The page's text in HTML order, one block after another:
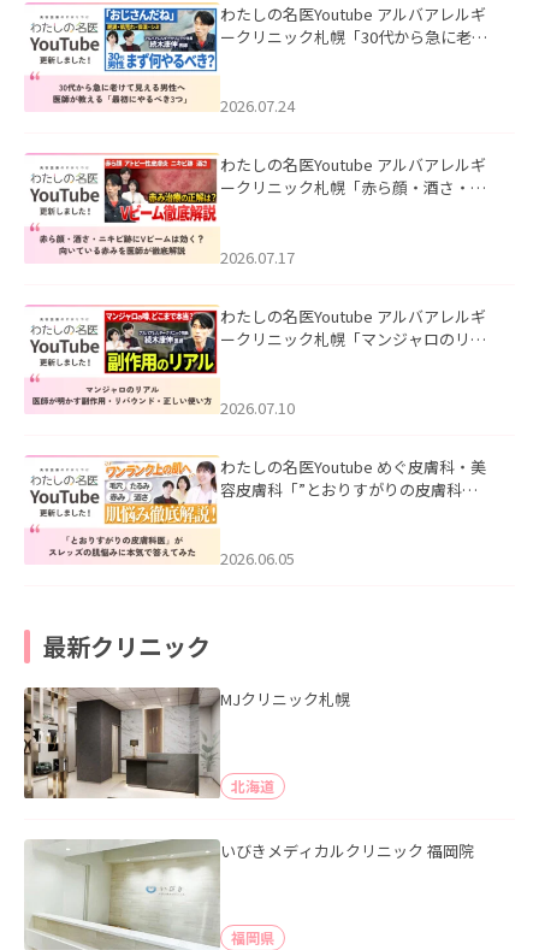
わたしの名医Youtube アルバアレルギ
ークリニック札幌「30代から急に老け
た。
2026.07.24
わたしの名医Youtube アルバアレルギ
ークリニック札幌「赤ら顔・酒さ・ニ
した。
2026.07.17
わたしの名医Youtube アルバアレルギ
ークリニック札幌「マンジャロのリア
た。
2026.07.10
わたしの名医Youtube めぐ皮膚科・美
容皮膚科「”とおりすがりの皮膚科
2026.06.05
最新クリニック
MJクリニック札幌
北海道
いびきメディカルクリニック 福岡院
福岡県